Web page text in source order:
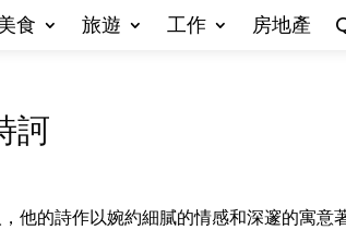
食 旅遊 工作 房地產
訶
他的詩作以婉約細膩的情感和深邃的寓意